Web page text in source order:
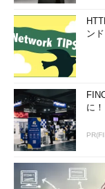
ン
に！